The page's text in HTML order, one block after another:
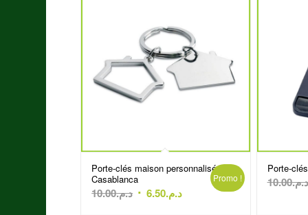
Porte-clés maison personnalisé
Casablanca
د.م.10.00
Le
د.م.6.50
Le
Promo !
Porte-
د.م.10.00